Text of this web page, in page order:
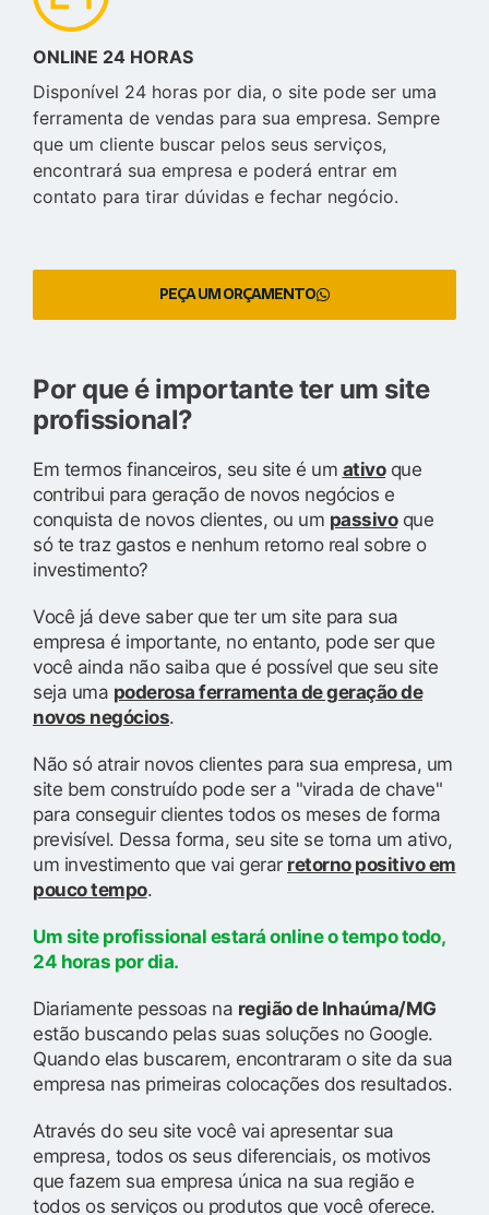
ONLINE 24 HORAS
Disponível 24 horas por dia, o site pode ser uma
ferramenta de vendas para sua empresa. Sempre
que um cliente buscar pelos seus serviços,
encontrará sua empresa e poderá entrar em
contato para tirar dúvidas e fechar negócio.
PEÇA UM ORÇAMENTO
Por que é importante ter um site
profissional?
Em termos financeiros, seu site é um ativoque
contribui para geração de novos negócios e
conquista de novos clientes, ou um passivoque
só te traz gastos e nenhum retorno real sobre o
investimento?
Você já deve saber que ter um site para sua
empresa é importante, no entanto, pode ser que
você ainda não saiba que é possível que seu site
seja uma poderosa ferramenta de geração de
novos negócios.
Não só atrair novos clientes para sua empresa, um
site bem construído pode ser a "virada de chave"
para conseguir clientes todos os meses de forma
previsível. Dessa forma, seu site se torna um ativo,
um investimento que vai gerar retorno positivo em
pouco tempo.
Um site profissional estará online o tempo todo,
24 horas por dia.
Diariamente pessoas na região de Inhaúma/MG
estão buscando pelas suas soluções no Google.
Quando elas buscarem, encontraram o site da sua
empresa nas primeiras colocações dos resultados.
Através do seu site você vai apresentar sua
empresa, todos os seus diferenciais, os motivos
que fazem sua empresa única na sua região e
todos os serviços ou produtos que você oferece.